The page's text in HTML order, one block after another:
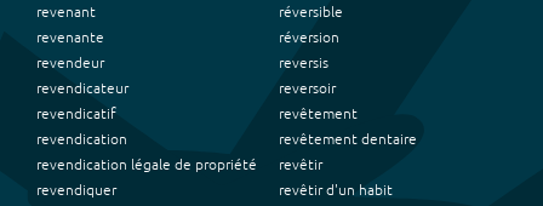
revenant
revenante
revendeur
revendicateur
revendicatif
revendication
revendication légale de propriété
revendiquer
réversible
réversion
reversis
reversoir
revêtement
revêtement dentaire
revêtir
revêtir d'un habit